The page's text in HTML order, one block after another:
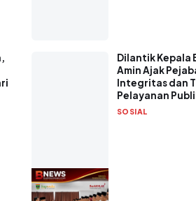
Dilantik Kepala
Amin Ajak
Integritas dan
Pelayanan
SOSIAL